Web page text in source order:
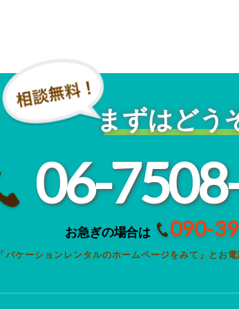
まずはどう
06-
お急ぎの場合は 090-
「バケーションレンタルのホームページをみて」とお